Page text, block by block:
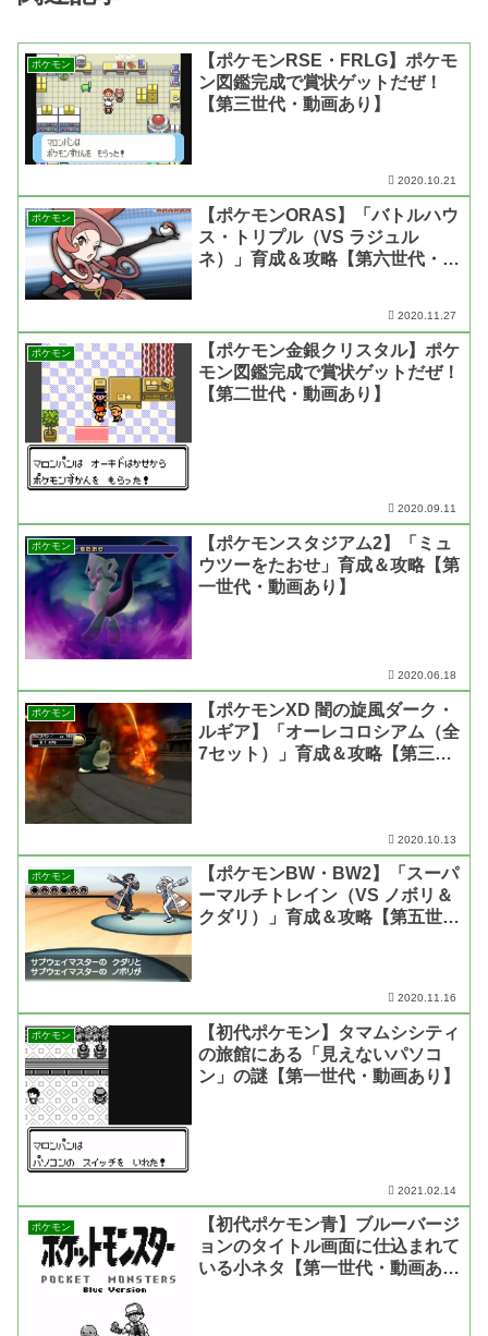
ポケモン
【ポケモンRSE・FRLG】ポケモ
ン図鑑完成で賞状ゲットだぜ！
【第三世代・動画あり】
2020.10.21
ポケモン
【ポケモンORAS】「バトルハウ
ス・トリプル（VS ラジュル
ネ）」育成＆攻略【第六世代・動
2020.11.27
ポケモン
【ポケモン金銀クリスタル】ポケ
モン図鑑完成で賞状ゲットだぜ！
【第二世代・動画あり】
2020.09.11
ポケモン
【ポケモンスタジアム2】「ミュ
ウツーをたおせ」育成＆攻略【第
一世代・動画あり】
2020.06.18
ポケモン
【ポケモンXD 闇の旋風ダーク・
ルギア】「オーレコロシアム（全
7セット）」育成＆攻略【第三世
2020.10.13
ポケモン
【ポケモンBW・BW2】「スーパ
ーマルチトレイン（VS ノボリ＆
クダリ）」育成＆攻略【第五世
2020.11.16
ポケモン
【初代ポケモン】タマムシシティ
の旅館にある「見えないパソコ
ン」の謎【第一世代・動画あり】
2021.02.14
ポケモン
【初代ポケモン青】ブルーバージ
ョンのタイトル画面に仕込まれて
いる小ネタ【第一世代・動画あ